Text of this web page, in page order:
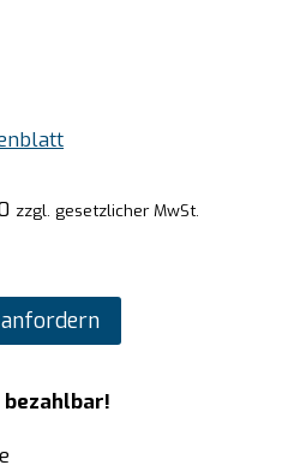
zzgl. gesetzlicher MwSt.